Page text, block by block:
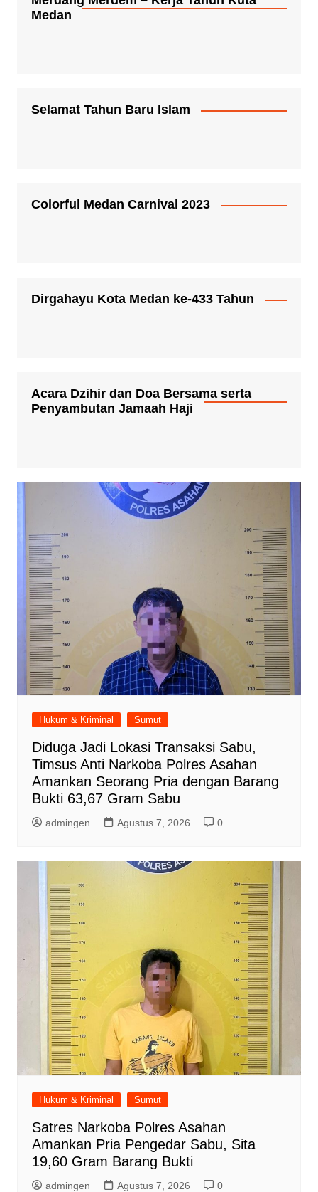
Medan
Selamat Tahun Baru Islam
Colorful Medan Carnival 2023
Dirgahayu Kota Medan ke-433 Tahun
Acara Dzihir dan Doa Bersama serta
Penyambutan Jamaah Haji
Hukum & Kriminal Sumut
Diduga Jadi Lokasi Transaksi Sabu,
Timsus Anti Narkoba Polres Asahan
Amankan Seorang Pria dengan Barang
Bukti 63,67 Gram Sabu
admingen Agustus 7, 2026 0
Hukum & Kriminal Sumut
Satres Narkoba Polres Asahan
Amankan Pria Pengedar Sabu, Sita
19,60 Gram Barang Bukti
admingen Agustus 7, 2026 0